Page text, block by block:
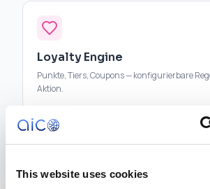
This website uses cookies
Loyalty Engine
Punkte, Tiers, Coupons — konfigurierbare
Aktion.
Personalisierte Angebote